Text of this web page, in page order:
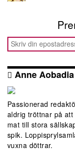
Anne Aobadia
Passionerad
aldrig tröttnar på
mat till stora
spik.
vuxna döttrar.